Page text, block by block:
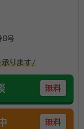
8号
承ります/
無料
無料